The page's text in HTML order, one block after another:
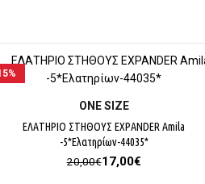
ΕΠΙΛΟΓΉ
ΟΝΕ SΙΖΕ
ΕΛΑΤΗΡΙΟ ΣΤΗΘΟΥΣ EXPANDER Amila
-5*Ελατηρίων-44035*
20,00€Original
17,00€Η